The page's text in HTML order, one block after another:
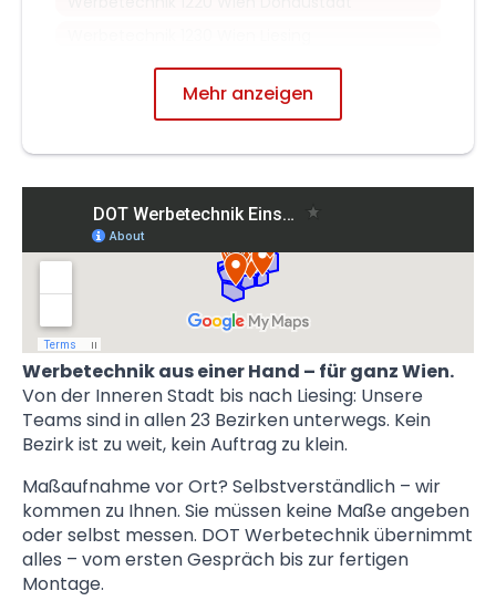
Mehr anzeigen
Werbetechnik aus einer Hand – für ganz Wien.
Von der Inneren Stadt bis nach Liesing: Unsere
Teams sind in allen 23 Bezirken unterwegs. Kein
Bezirk ist zu weit, kein Auftrag zu klein.
Maßaufnahme vor Ort? Selbstverständlich – wir
kommen zu Ihnen. Sie müssen keine Maße angeben
oder selbst messen. DOT Werbetechnik übernimmt
alles – vom ersten Gespräch bis zur fertigen
Montage.